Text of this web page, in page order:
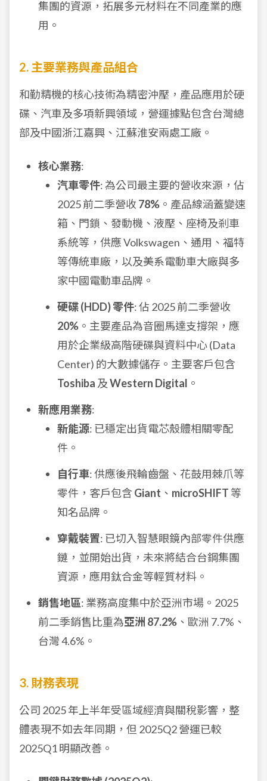
集團的資源，拓展多元材料在不同產業的應
用。
2. 主要業務與產品組合
和勤精機的核心技術為精密沖壓，產品應用於硬
碟、汽車及多項新興領域，營運據點包含台灣總
部及中國浙江嘉興、江蘇淮安兩處工廠。
核心業務:
汽車零件: 為公司最主要的營收來源，佔
2025 前二季營收78% 。產品線涵蓋變速
箱、門鎖、發動機、液壓、座椅及剎車
系統等，供應 Volkswagen、通用、福特
等傳統車廠，以及美系電動車大廠與多
家中國電動車品牌。
硬碟 (HDD) 零件: 佔 2025 前二季營收
20% 。主要產品為音圈馬達支撐架，應
用於企業級高階硬碟與資料中心 (Data
Center) 的大數據儲存。主要客戶包含
Toshiba 及Western Digital 。
新應用業務:
新能源: 已穩定出貨電芯殼體相關零配
件。
自行車: 供應後飛輪齒盤、花鼓用棘爪等
零件，客戶包含 Giant 、 microSHIFT 等
知名品牌。
穿戴裝置: 已切入智慧眼鏡內部零件供應
鏈，並開始出貨，未來將結合台鋼集團
資源，應用鈦合金等輕質材料。
銷售地區: 業務高度集中於亞洲市場。2025
前二季銷售比重為亞洲 87.2% 、歐洲 7.7%、
台灣 4.6%。
3. 財務表現
公司 2025 年上半年受區域經濟與關稅影響，整
體表現不如去年同期，但 2025Q2 營運已較
2025Q1 明顯改善。